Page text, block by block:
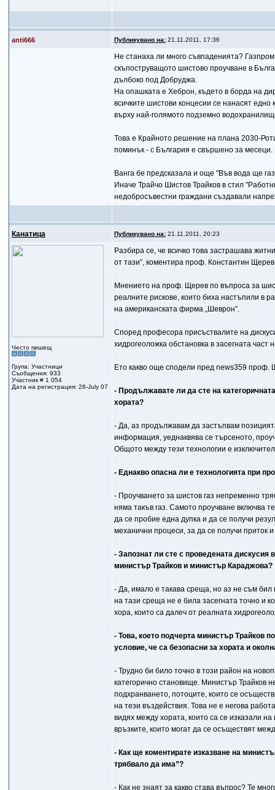
anti666 Публикувано на:21.11.2011, 17:36
Не станаха ли много съвпаденията?
скъпоструващото шистово проучване в
дълбоко под Добруджа.
На опашката е Хеброн, където в борда на
всичките шистови концесии се нанасят
върху най-голямото подземно
Това е Крайното решение на плана 2030-
поминък - с България е свършено за
Ванга бе предсказала и още "Във вода ще
Иначе Трайчо Шистов Трайков в стил
недобросъвестни граждани създавали
Канатица Публикувано на:21.11.2011, 20:23
Често пишещ
Група: Участници
Съобщения: 933
Участник # 1 054
Дата на регистрация: 26-July 07
Разбира се, че всичко това застрашава
от тази”, коментира проф. Константин
Мнението на проф. Щерев по въпроса за
реалните рискове, които биха настъпили в
на американската фирма „Шеврон”.
Според професора присъствалите на
хидрогеоложка обстановка в засегната част
Ето какво още сподели пред news359 проф.
- Продължавате ли да сте на
хората?
- Да, аз продължавам да застъпвам
информация, уеднаквява се търсеното,
Общото между тези технологии е
- Еднакво опасна ли е технологията при
- Проучването за шистов газ непременно
няма такъв газ. Самото проучване включва
да се пробие една дупка и да се получи
механични процеси, за да се получи приток
- Запознат ли сте с проведената дискусия
министър Трайков и министър Караджова?
- Да, имало е такава среща, но аз не съм
на тази среща не е била засегната точно и
хора, които са далеч от реалната
- Това, което подчерта министър Трайков
условие, че са безопасни за хората и
- Трудно би било точно в този район на
категорично становище. Министър Трайков
подхранването, потоците, които се
на тези въздействия. Това не е негова
видях между хората, които са се изказали
връзките, които могат да се осъществят
- Как ще коментирате изказване на
трябвало да има”?
- Как не знаят за какво става въпрос? Те